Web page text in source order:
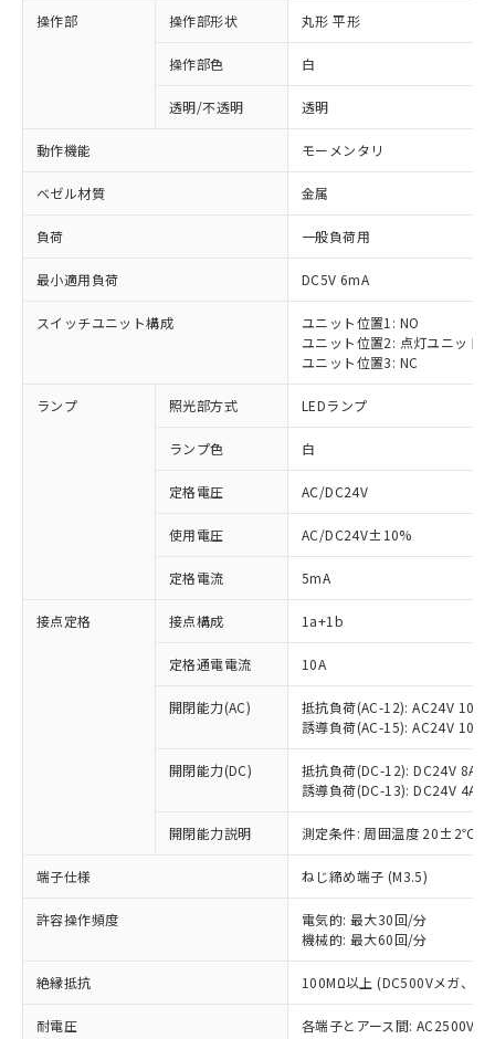
操作部 操作部形状 丸形 平形
操作部色 白
透明/不透明 透明
動作機能 モーメンタリ
ベゼル材質 金属
負荷 一般負荷用
最小適用負荷 DC5V 6mA
スイッチユニット構成
ユニット位置1: NO
ユニット位置2: 点灯ユニット
ユニット位置3: NC
ランプ 照光部方式 LEDランプ
ランプ色 白
定格電圧 AC/DC24V
使用電圧 AC/DC24V±10%
定格電流 5mA
接点定格 接点構成 1a+1b
定格通電電流 10A
開閉能力(AC)
抵抗負荷(AC-12): AC24V 10A/
誘導負荷(AC-15): AC24V
開閉能力(DC)
抵抗負荷(DC-12): DC24V 8A/
誘導負荷(DC-13): DC24V 4A/
開閉能力説明 測定条件: 周囲温度 20±2℃、
端子仕様 ねじ締め端子 (M3.5)
許容操作頻度
電気的: 最大30回/分
機械的: 最大60回/分
絶縁抵抗 100MΩ以上 (DC500Vメガ、点
耐電圧
各端子とアース間: AC2500V
ご利用条件
以下の条件をお読みいただき、同意のうえ
本サービスは、当社制御機器事業取扱
商品の当社在庫状況および標準価格
(税抜)を提供させていただくもので
当社制御機器事業取扱商品の中には、
本サービスの対象外となる商品もある
ことをご了承ください。
※1 対応状況
対応済み：EU RoHS指令（10物質）の
非含有に対応した製品が提供可能な商品で
対応予定：EU RoHS指令（10物質）の非含
有に対応した製品に切り替える予定のある
対応予定なし：EU RoHS指令（10物質）の
非含有に非対応の商品で、対応品を出す予
調査・確認中：EU RoHS指令（10物質）の
非含有の対応状況を調査中または確認中の
商品です。
非該当品：ライセンス料など無形物で、有
仕入先様の事情により、非含有部品として
いたものが、含有品と判明した場合などや
「○」：最大均質材料含有率が中国RoHSの
基準値以下であることを示します。
「×」：最大均質材料含有率が中国RoHSの
基準値を超えていることを示します。
当社は、これら貴社製品のうち、外国